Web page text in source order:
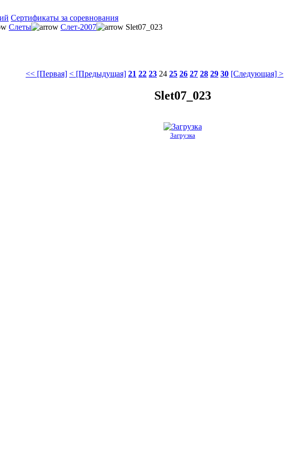
Сертификаты за соревнования
Слеты Слет-2007 Slet07_023
<< [Первая] < [Предыдущая] 21 22 23 24 25 26 27 28 29 30 [Следующая] >
Slet07_023
Загрузка